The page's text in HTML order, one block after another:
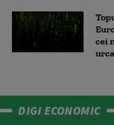
cei
DIGI ECONOMIC